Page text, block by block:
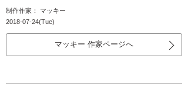
制作作家： マッキー
2018-07-24(Tue)
マッキー 作家ページへ